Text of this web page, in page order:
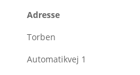
Adresse
Torben
Automatikvej 1